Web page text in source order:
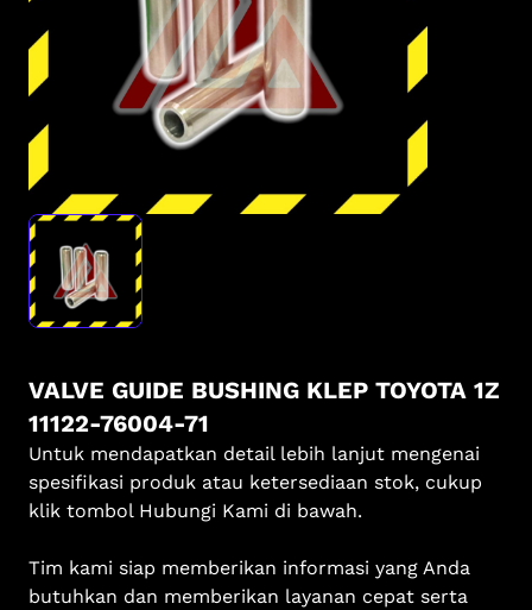
Dengan melanjutkan, kamu telah membaca dan setuju
denganKetentuan LayanandanKebijakan Privasi kami.
VALVE GUIDE BUSHING KLEP TOYOTA 1Z
11122-76004-71
Untuk mendapatkan detail lebih lanjut mengenai
spesifikasi produk atau ketersediaan stok, cukup
klik tombol Hubungi Kami di bawah.
Tim kami siap memberikan informasi yang Anda
butuhkan dan memberikan layanan cepat serta